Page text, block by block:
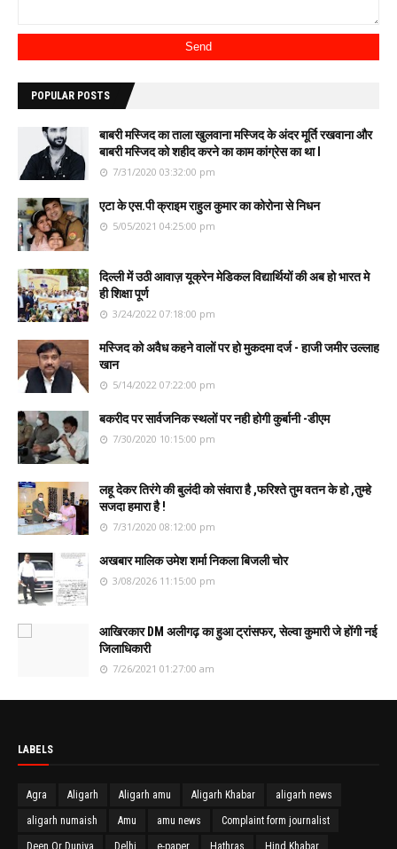
POPULAR POSTS
बाबरी मस्जिद का ताला खुलवाना मस्जिद के अंदर मूर्ति रखवाना और
बाबरी मस्जिद को शहीद करने का काम कांग्रेस का था l
7/31/2020 03:32:00 pm
एटा के एस.पी क्राइम राहुल कुमार का कोरोना से निधन
5/05/2021 04:25:00 pm
दिल्ली में उठी आवाज़ यूक्रेन मेडिकल विद्यार्थियों की अब हो भारत मे
ही शिक्षा पूर्ण
3/24/2022 07:18:00 pm
मस्जिद को अवैध कहने वालों पर हो मुकदमा दर्ज - हाजी जमीर उल्लाह
खान
5/14/2022 07:22:00 pm
बकरीद पर सार्वजनिक स्थलों पर नही होगी कुर्बानी -डीएम
7/30/2020 10:15:00 pm
लहू देकर तिरंगे की बुलंदी को संवारा है ,फरिश्ते तुम वतन के हो ,तुम्हे
सजदा हमारा है !
7/31/2020 08:12:00 pm
अखबार मालिक उमेश शर्मा निकला बिजली चोर
3/08/2026 11:15:00 pm
आखिरकार DM अलीगढ़ का हुआ ट्रांसफर, सेल्वा कुमारी जे होंगी नई
जिलाधिकारी
7/26/2021 01:27:00 am
LABELS
Agra Aligarh Aligarh amu Aligarh Khabar aligarh news
aligarh numaish Amu amu news Complaint form journalist
Deen Or Duniya Delhi e-paper Hathras Hind Khabar